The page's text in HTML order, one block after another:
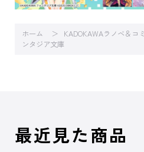
ホーム KADOKAWAラノベ＆コ
ンタジア文庫
最近見た商品